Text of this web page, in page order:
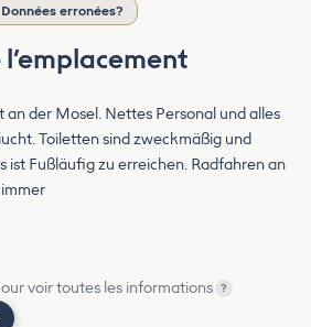
Données erronées?
der Mosel. Nettes Personal und alles
Toiletten sind zweckmäßig und
ist Fußläufig zu erreichen. Radfahren an
voir toutes les informations ?